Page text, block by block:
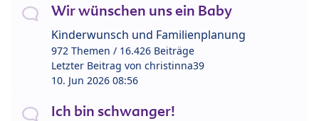
Wir wünschen uns ein Baby
Kinderwunsch und Familienplanung
972 Themen / 16.426 Beiträge
Letzter Beitrag von christinna39
10. Jun 2026 08:56
Ich bin schwanger!